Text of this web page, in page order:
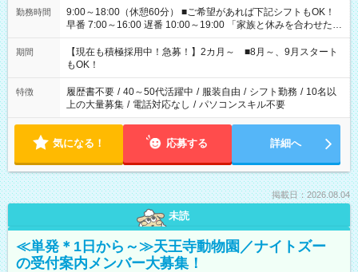
勤務時間
9:00～18:00（休憩60分） ■ご希望があれば下記シフトもOK！
早番 7:00～16:00 遅番 10:00～19:00 「家族と休みを合わせた
い」 「余裕を持って夕飯の準備がしたい」 「できれば残業はし
たくない」 など、ご希望を教えてくださいね。 ※Wワーク希望
の方へ 今ご覧のお仕事で希望する勤務時間と、もう1つのお仕事
の勤務時間。 合計で週40時間を超える場合は応募できません。
期間
【現在も積極採用中！急募！】2カ月～ ■8月～、9月スタート
もOK！
特徴 履歴書不要 / 40～50代活躍中 / 服装自由 / シフト勤務 / 10名以
上の大量募集 / 電話対応なし / パソコンスキル不要
気になる！ 応募する 詳細へ
掲載日：2026.08.04
未読
≪単発＊1日から～≫天王寺動物園／ナイトズー
の受付案内メンバー大募集！